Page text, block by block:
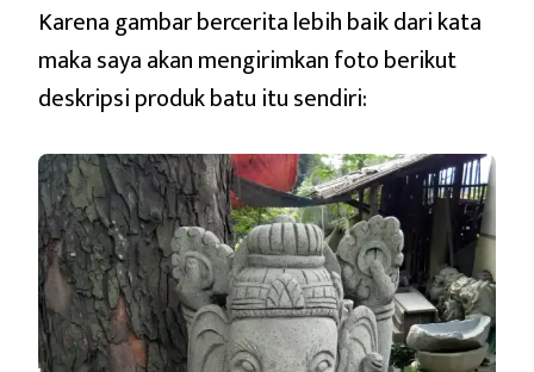
Karena gambar bercerita lebih baik dari kata
maka saya akan mengirimkan foto berikut
deskripsi produk batu itu sendiri: